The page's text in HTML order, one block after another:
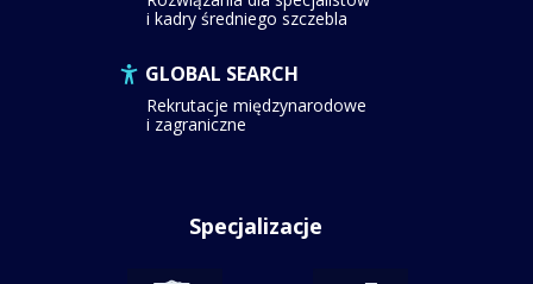
GLOBAL SEARCH
i kadry średniego szczebla
Rekrutacje międzynarodowe
i zagraniczne
Specjalizacje